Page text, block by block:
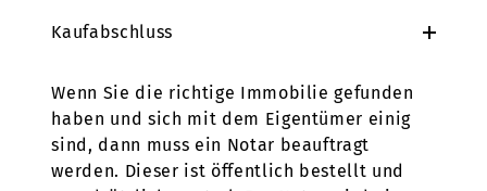
Kaufabschluss
Wenn Sie die richtige Immobilie gefunden
haben und sich mit dem Eigentümer einig
sind, dann muss ein Notar beauftragt
werden. Dieser ist öffentlich bestellt und